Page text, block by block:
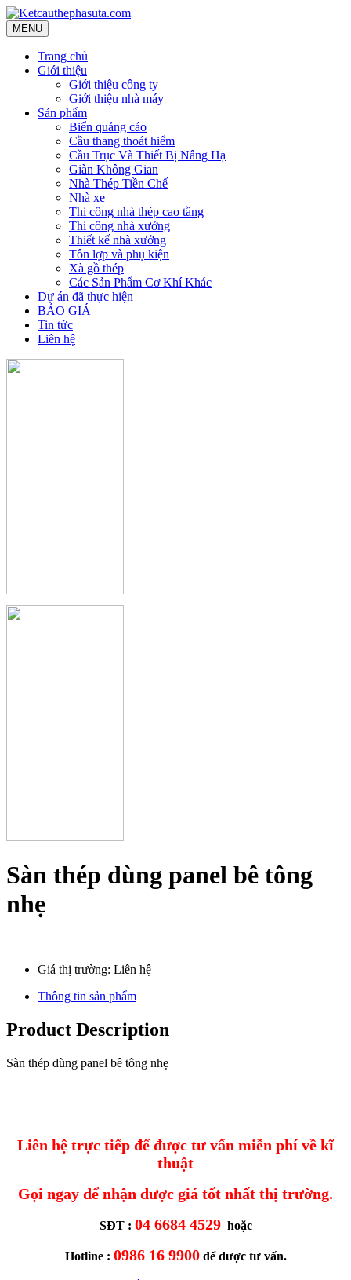
MENU
Trang chủ
Giới thiệu
Giới thiệu công ty
Giới thiệu nhà máy
Sản phẩm
Biển quảng cáo
Cầu thang thoát hiểm
Cầu Trục Và Thiết Bị Nâng Hạ
Giàn Không Gian
Nhà Thép Tiền Chế
Nhà xe
Thi công nhà thép cao tầng
Thi công nhà xưởng
Thiết kế nhà xưởng
Tôn lợp và phụ kiện
Xà gồ thép
Các Sản Phẩm Cơ Khí Khác
Dự án đã thực hiện
BÁO GIÁ
Tin tức
Liên hệ
Sàn thép dùng panel bê tông
nhẹ
Giá thị trường: Liên hệ
Thông tin sản phẩm
Product Description
Sàn thép dùng panel bê tông nhẹ
Liên hệ trực tiếp để được tư vấn miễn phí về kĩ
thuật
Gọi ngay để nhận được giá tốt nhất thị trường.
SĐT : 04 6684 4529hoặc
Hotline : 0986 16 9900để được tư vấn.